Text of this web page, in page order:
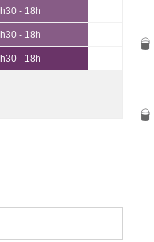
- 18h
- 18h
- 18h